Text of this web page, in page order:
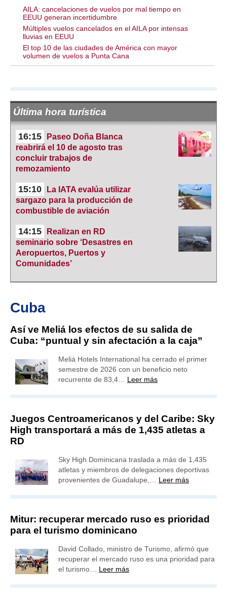
AILA: cancelaciones de vuelos por mal tiempo en
EEUU generan incertidumbre
Múltiples vuelos cancelados en el AILA por intensas
lluvias en EEUU
El top 10 de las ciudades de América con mayor
volumen de vuelos a Punta Cana
Última hora turística
16:15
Paseo Doña Blanca
reabrirá el 10 de agosto tras
concluir trabajos de
remozamiento
15:10
La IATA evalúa utilizar
sargazo para la producción de
combustible de aviación
14:15
Realizan en RD
seminario sobre ‘Desastres en
Aeropuertos, Puertos y
Comunidades’
Cuba
Así ve Meliá los efectos de su salida de
Cuba: “puntual y sin afectación a la caja”
Meliá Hotels International ha cerrado el primer
semestre de 2026 con un beneficio neto
recurrente de 83,4… Leer más
Juegos Centroamericanos y del Caribe: Sky
High transportará a más de 1,435 atletas a
RD
Sky High Dominicana traslada a más de 1,435
atletas y miembros de delegaciones deportivas
provenientes de Guadalupe,… Leer más
Mitur: recuperar mercado ruso es prioridad
para el turismo dominicano
David Collado, ministro de Turismo, afirmó que
recuperar el mercado ruso es una prioridad para
el turismo… Leer más